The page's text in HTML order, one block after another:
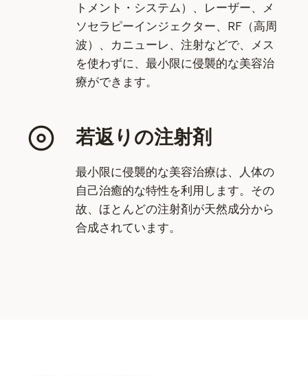
トメント・システム）、レーザー、メ
ソセラピーインジェクター、RF（高周
波）、カニューレ、注射などで、メス
を使わずに、最小限に侵襲的な美容治
療ができます。
若返りの注射剤
最小限に侵襲的な美容治療は、人体の
自己治癒的な特性を利用します。その
故、ほとんどの注射剤が天然成分から
合成されています。